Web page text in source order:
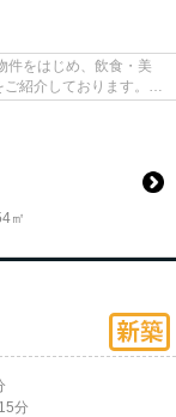
件をはじめ、飲食・美
紹介しております。
㎡
分